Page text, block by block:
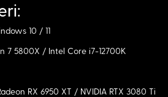
10 / 11
7 5800X / Intel Core i7-12700K
RX 6950 XT / NVIDIA RTX 3080 Ti